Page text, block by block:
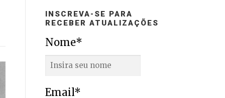
INSCREVA-SE PARA
RECEBER ATUALIZAÇÕES
Nome*
Email*